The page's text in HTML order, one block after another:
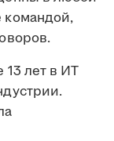
командой,
лет в ИТ